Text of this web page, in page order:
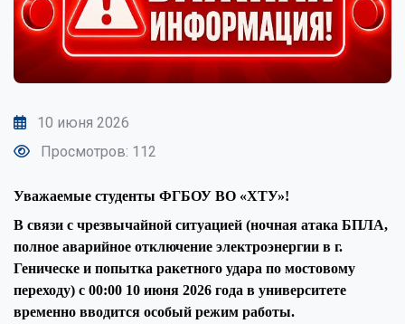
10 июня 2026
Просмотров: 112
Уважаемые студенты ФГБОУ ВО «ХТУ»!
В связи с чрезвычайной ситуацией (ночная атака БПЛА,
полное аварийное отключение электроэнергии в г.
Геническе и попытка ракетного удара по мостовому
переходу) с 00:00 10 июня 2026 года в университете
временно вводится особый режим работы.